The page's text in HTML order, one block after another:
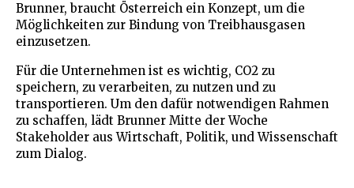
Brunner, braucht Österreich ein Konzept, um die
Möglichkeiten zur Bindung von Treibhausgasen
einzusetzen.
Für die Unternehmen ist es wichtig, CO2 zu
speichern, zu verarbeiten, zu nutzen und zu
transportieren. Um den dafür notwendigen Rahmen
zu schaffen, lädt Brunner Mitte der Woche
Stakeholder aus Wirtschaft, Politik, und Wissenschaft
zum Dialog.